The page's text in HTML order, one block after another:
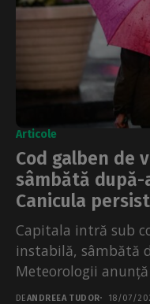
Articole
Cod galben de
sâmbătă după-
Canicula
Capitala intră sub
instabilă, sâmbătă
Meteorologii
vijelii și ploi
DEANDREEA TUDOR 18/07/